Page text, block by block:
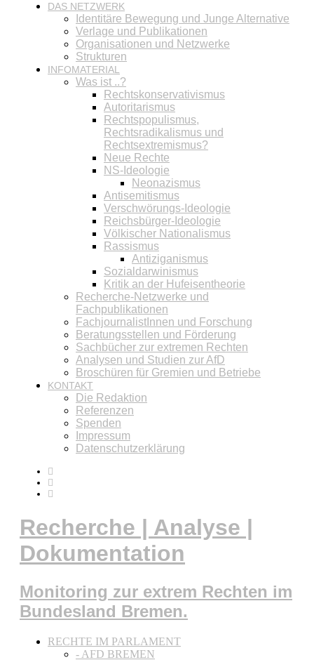
DAS NETZWERK
Identitäre Bewegung und Junge Alternative
Verlage und Publikationen
Organisationen und Netzwerke
Strukturen
INFOMATERIAL
Was ist ..?
Rechtskonservativismus
Autoritarismus
Rechtspopulismus,
Rechtsradikalismus und
Rechtsextremismus?
Neue Rechte
NS-Ideologie
Neonazismus
Antisemitismus
Verschwörungs-Ideologie
Reichsbürger-Ideologie
Völkischer Nationalismus
Rassismus
Antiziganismus
Sozialdarwinismus
Kritik an der Hufeisentheorie
Recherche-Netzwerke und
Fachpublikationen
FachjournalistInnen und Forschung
Beratungsstellen und Förderung
Sachbücher zur extremen Rechten
Analysen und Studien zur AfD
Broschüren für Gremien und Betriebe
KONTAKT
Die Redaktion
Referenzen
Spenden
Impressum
Datenschutzerklärung
Recherche | Analyse |
Dokumentation
Monitoring zur extrem Rechten im
Bundesland Bremen.
RECHTE IM PARLAMENT
- AFD BREMEN